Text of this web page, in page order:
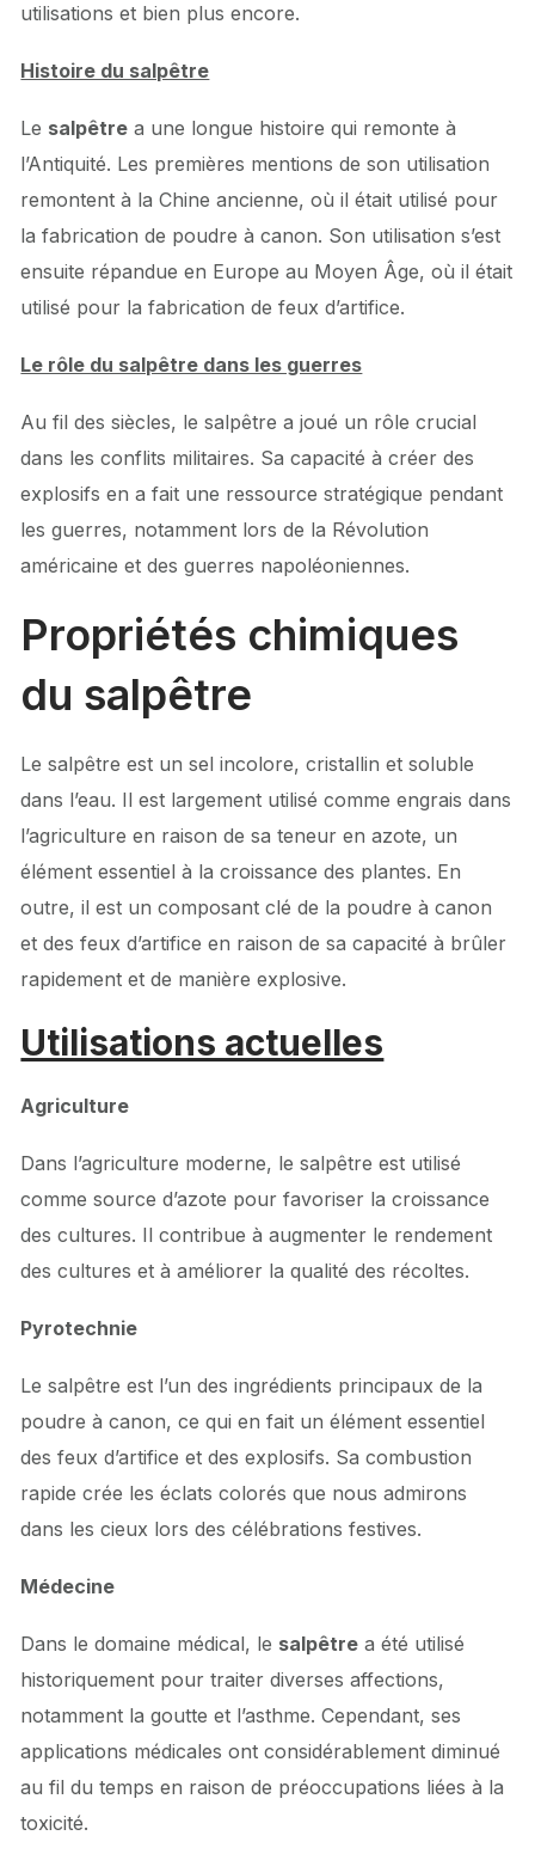
utilisations et bien plus encore.
Histoire du salpêtre
Le salpêtre a une longue histoire qui remonte à
l’Antiquité. Les premières mentions de son utilisation
remontent à la Chine ancienne, où il était utilisé pour
la fabrication de poudre à canon. Son utilisation s’est
ensuite répandue en Europe au Moyen Âge, où il était
utilisé pour la fabrication de feux d’artifice.
Le rôle du salpêtre dans les guerres
Au fil des siècles, le salpêtre a joué un rôle crucial
dans les conflits militaires. Sa capacité à créer des
explosifs en a fait une ressource stratégique pendant
les guerres, notamment lors de la Révolution
américaine et des guerres napoléoniennes.
Propriétés chimiques
du salpêtre
Le salpêtre est un sel incolore, cristallin et soluble
dans l’eau. Il est largement utilisé comme engrais dans
l’agriculture en raison de sa teneur en azote, un
élément essentiel à la croissance des plantes. En
outre, il est un composant clé de la poudre à canon
et des feux d’artifice en raison de sa capacité à brûler
rapidement et de manière explosive.
Utilisations actuelles
Agriculture
Dans l’agriculture moderne, le salpêtre est utilisé
comme source d’azote pour favoriser la croissance
des cultures. Il contribue à augmenter le rendement
des cultures et à améliorer la qualité des récoltes.
Pyrotechnie
Le salpêtre est l’un des ingrédients principaux de la
poudre à canon, ce qui en fait un élément essentiel
des feux d’artifice et des explosifs. Sa combustion
rapide crée les éclats colorés que nous admirons
dans les cieux lors des célébrations festives.
Médecine
Dans le domaine médical, le salpêtre a été utilisé
historiquement pour traiter diverses affections,
notamment la goutte et l’asthme. Cependant, ses
applications médicales ont considérablement diminué
au fil du temps en raison de préoccupations liées à la
toxicité.